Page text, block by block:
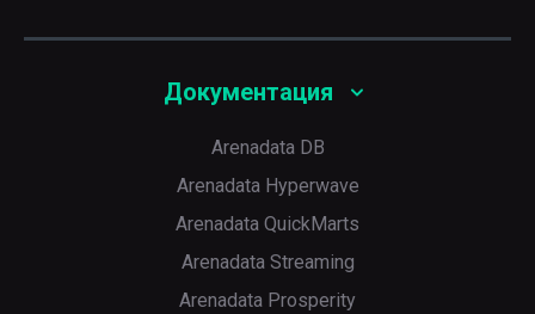
Документация
Arenadata DB
Arenadata Hyperwave
Arenadata QuickMarts
Arenadata Streaming
Arenadata Prosperity